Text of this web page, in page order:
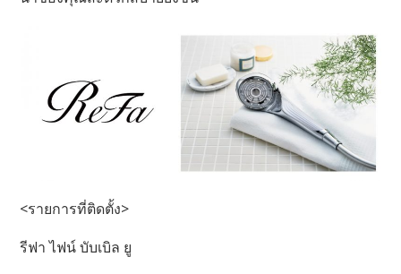
<รายการที่ติดตั้ง>
รีฟา ไฟน์ บับเบิล ยู